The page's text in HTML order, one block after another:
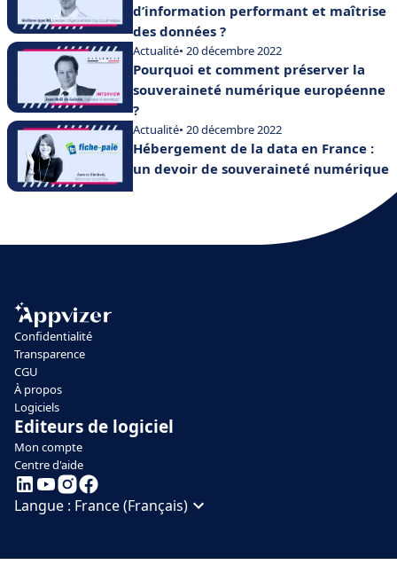
d’information performant et maîtrise
des données ?
Actualité• 20 décembre 2022
Pourquoi et comment préserver la
souveraineté numérique européenne
?
Actualité• 20 décembre 2022
Hébergement de la data en France :
un devoir de souveraineté numérique
Confidentialité
Transparence
CGU
À propos
Logiciels
Editeurs de logiciel
Mon compte
Centre d'aide
Langue : France (Français)